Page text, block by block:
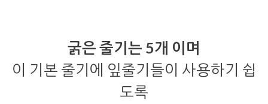
굵은 줄기는 5개 이며
이 기본 줄기에 잎줄기들이 사용하기 쉽
도록